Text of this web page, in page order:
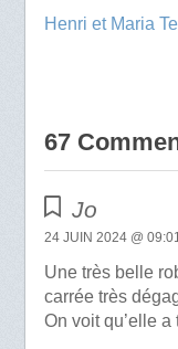
Henri et Maria
67
Jo
24 JUIN 2024 @
Une très belle
carrée très
On voit qu’elle